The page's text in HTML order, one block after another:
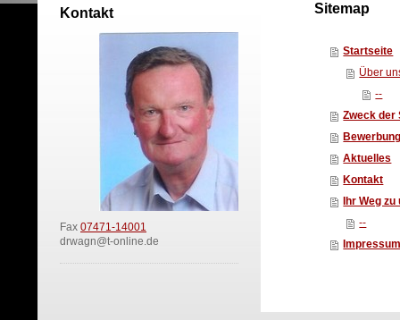
Kontakt
Fax 07471-14001
drwagn@t-online.de
Sitemap
Startseite
Über
--
Zweck der
Aktuelles
Kontakt
Ihr Weg zu
--